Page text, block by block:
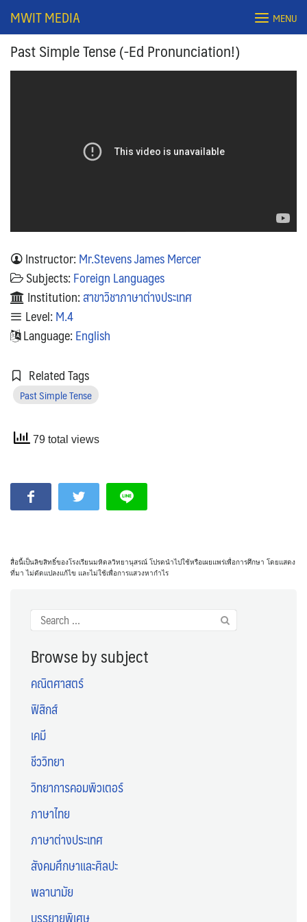
MWIT MEDIA MENU
Past Simple Tense (-Ed Pronunciation!)
Instructor:Mr.Stevens James Mercer
Subjects:Foreign Languages
Institution:สาขาวิชาภาษาต่างประเทศ
Level:M.4
Language:English
Related Tags
Past Simple Tense
79 total views
สื่อนี้เป็นลิขสิทธิ์ของโรงเรียนมหิดลวิทยานุสรณ์ โปรดนำไปใช้หรือเผยแพร่เพื่อการศึกษา โดยแสดง
ที่มา ไม่ดัดแปลงแก้ไข และไม่ใช้เพื่อการแสวงหากำไร
Search
for:
Browse by subject
คณิตศาสตร์
ฟิสิกส์
เคมี
ชีววิทยา
วิทยาการคอมพิวเตอร์
ภาษาไทย
ภาษาต่างประเทศ
สังคมศึกษาและศิลปะ
พลานามัย
บรรยายพิเศษ